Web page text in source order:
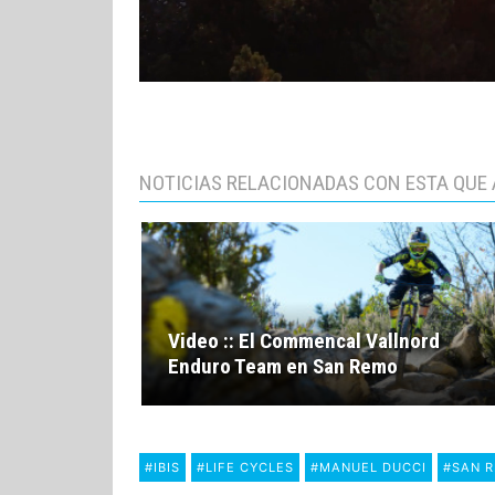
NOTICIAS RELACIONADAS CON ESTA QUE
Video :: El Commencal Vallnord
Enduro Team en San Remo
#IBIS #LIFE CYCLES #MANUEL DUCCI #SAN